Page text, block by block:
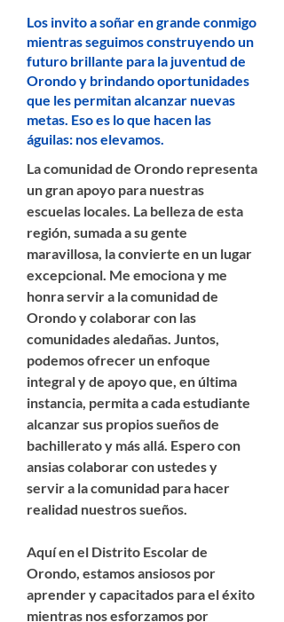
Los invito a soñar en grande conmigo
mientras seguimos construyendo un
futuro brillante para la juventud de
Orondo y brindando oportunidades
que les permitan alcanzar nuevas
metas. Eso es lo que hacen las
águilas: nos elevamos.
La comunidad de Orondo representa
un gran apoyo para nuestras
escuelas locales. La belleza de esta
región, sumada a su gente
maravillosa, la convierte en un lugar
excepcional. Me emociona y me
honra servir a la comunidad de
Orondo y colaborar con las
comunidades aledañas. Juntos,
podemos ofrecer un enfoque
integral y de apoyo que, en última
instancia, permita a cada estudiante
alcanzar sus propios sueños de
bachillerato y más allá. Espero con
ansias colaborar con ustedes y
servir a la comunidad para hacer
realidad nuestros sueños.
Aquí en el Distrito Escolar de
Orondo, estamos ansiosos por
aprender y capacitados para el éxito
mientras nos esforzamos por